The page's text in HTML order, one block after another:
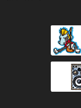
Corfield（コーフ
COSINA（コシナ）
COSMOS（コス
COTTA（コッタ）